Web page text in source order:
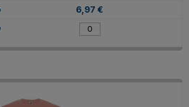
6,97 €